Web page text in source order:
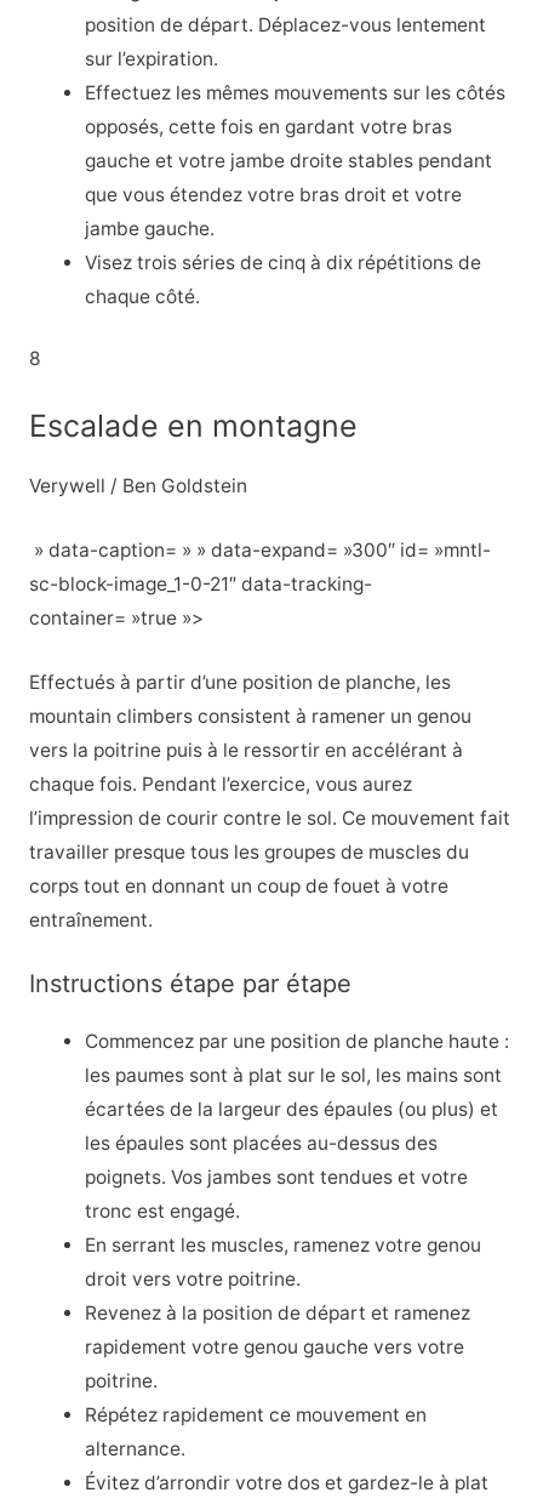
position de départ. Déplacez-vous lentement
sur l’expiration.
Effectuez les mêmes mouvements sur les côtés
opposés, cette fois en gardant votre bras
gauche et votre jambe droite stables pendant
que vous étendez votre bras droit et votre
jambe gauche.
Visez trois séries de cinq à dix répétitions de
chaque côté.
8
Escalade en montagne
Verywell / Ben Goldstein
» data-caption= » » data-expand= »300″ id= »mntl-
sc-block-image_1-0-21″ data-tracking-
container= »true »>
Effectués à partir d’une position de planche, les
mountain climbers consistent à ramener un genou
vers la poitrine puis à le ressortir en accélérant à
chaque fois. Pendant l’exercice, vous aurez
l’impression de courir contre le sol. Ce mouvement fait
travailler presque tous les groupes de muscles du
corps tout en donnant un coup de fouet à votre
entraînement.
Instructions étape par étape
Commencez par une position de planche haute :
les paumes sont à plat sur le sol, les mains sont
écartées de la largeur des épaules (ou plus) et
les épaules sont placées au-dessus des
poignets. Vos jambes sont tendues et votre
tronc est engagé.
En serrant les muscles, ramenez votre genou
droit vers votre poitrine.
Revenez à la position de départ et ramenez
rapidement votre genou gauche vers votre
poitrine.
Répétez rapidement ce mouvement en
alternance.
Évitez d’arrondir votre dos et gardez-le à plat